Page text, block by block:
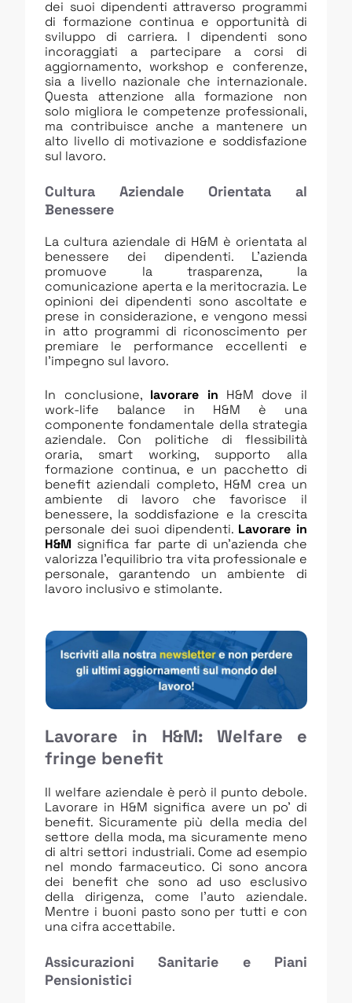
dei suoi dipendenti attraverso programmi
di formazione continua e opportunità di
sviluppo di carriera. I dipendenti sono
incoraggiati a partecipare a corsi di
aggiornamento, workshop e conferenze,
sia a livello nazionale che internazionale.
Questa attenzione alla formazione non
solo migliora le competenze professionali,
ma contribuisce anche a mantenere un
alto livello di motivazione e soddisfazione
sul lavoro.
Cultura Aziendale Orientata al
Benessere
La cultura aziendale di H&M è orientata al
benessere dei dipendenti. L’azienda
promuove la trasparenza, la
comunicazione aperta e la meritocrazia. Le
opinioni dei dipendenti sono ascoltate e
prese in considerazione, e vengono messi
in atto programmi di riconoscimento per
premiare le performance eccellenti e
l’impegno sul lavoro.
In conclusione, lavorare in H&M dove il
work-life balance in H&M è una
componente fondamentale della strategia
aziendale. Con politiche di flessibilità
oraria, smart working, supporto alla
formazione continua, e un pacchetto di
benefit aziendali completo, H&M crea un
ambiente di lavoro che favorisce il
benessere, la soddisfazione e la crescita
personale dei suoi dipendenti. Lavorare in
H&M significa far parte di un’azienda che
valorizza l’equilibrio tra vita professionale e
personale, garantendo un ambiente di
lavoro inclusivo e stimolante.
Lavorare in H&M: Welfare e
fringe benefit
Il welfare aziendale è però il punto debole.
Lavorare in H&M significa avere un po’ di
benefit. Sicuramente più della media del
settore della moda, ma sicuramente meno
di altri settori industriali. Come ad esempio
nel mondo farmaceutico. Ci sono ancora
dei benefit che sono ad uso esclusivo
della dirigenza, come l’auto aziendale.
Mentre i buoni pasto sono per tutti e con
una cifra accettabile.
Assicurazioni Sanitarie e Piani
Pensionistici